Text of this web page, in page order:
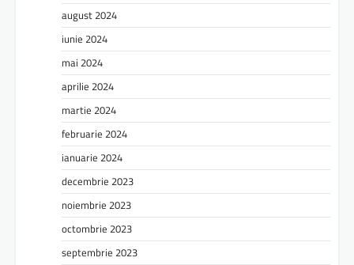
august 2024
iunie 2024
mai 2024
aprilie 2024
martie 2024
februarie 2024
ianuarie 2024
decembrie 2023
noiembrie 2023
octombrie 2023
septembrie 2023